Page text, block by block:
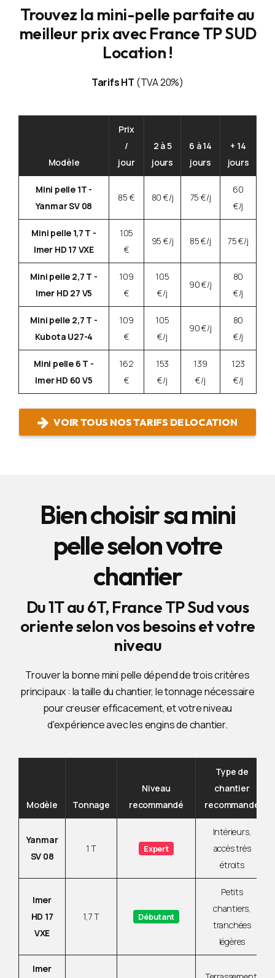
Trouvez la mini-pelle parfaite au
meilleur prix avec France TP SUD
Location !
Tarifs HT (TVA 20%)
Modèle
Prix
/
jour
2 à 5
jours
6 à 14
jours
+ 14
jours
Mini pelle 1T -
Yanmar SV 08
85 € 80 €/j 75 €/j
60
€/j
Mini pelle 1,7 T -
Imer HD 17 VXE
105
€
95 €/j 85 €/j 75 €/j
Mini pelle 2,7 T -
Imer HD 27 V5
109
€
105
€/j
90 €/j
80
€/j
Mini pelle 2,7 T -
Kubota U27-4
109
€
105
€/j
90 €/j
80
€/j
Mini pelle 6 T -
Imer HD 60 V5
162
€
153
€/j
139
€/j
123
€/j
VOIR TOUS NOS TARIFS DE LOCATION
Bien choisir sa mini
pelle selon votre
chantier
Du 1T au 6T, France TP Sud vous
oriente selon vos besoins et votre
niveau
Trouver la bonne mini pelle dépend de trois critères
principaux : la taille du chantier, le tonnage nécessaire
pour creuser efficacement, et votre niveau
d'expérience avec les engins de chantier.
Modèle Tonnage
Niveau
recommandé
Type de
chantier
recommandé
Yanmar
SV 08
1 T Expert
Intérieurs,
accès très
étroits
Imer
HD 17
VXE
1,7 T Débutant
Petits
chantiers,
tranchées
légères
Imer